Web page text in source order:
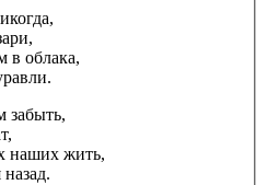
облака,
забыть,
наших жить,